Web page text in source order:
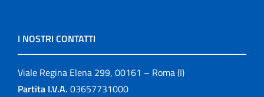
I NOSTRI CONTATTI
Viale Regina Elena 299, 00161 – Roma (I)
Partita I.V.A. 03657731000